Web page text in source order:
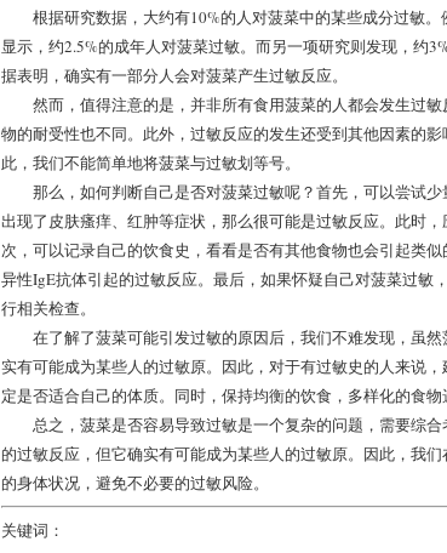
根据研究数据，大约有10%的人对菠菜中的某些成分过敏
显示，约2.5%的成年人对菠菜过敏。而另一项研究则发现，约
据表明，确实有一部分人会对菠菜产生过敏反应。
然而，值得注意的是，并非所有食用菠菜的人都会发生过
物的耐受性也不同。此外，过敏反应的发生还受到其他因素的
此，我们不能简单地将菠菜与过敏划等号。
那么，如何判断自己是否对菠菜过敏呢？首先，可以尝试
出现了皮肤瘙痒、红肿等症状，那么很可能是过敏反应。此时
次，可以记录自己的饮食史，看看是否有其他食物也会引起类
异性IgE抗体引起的过敏反应。最后，如果怀疑自己对菠菜过敏
行相关检查。
在了解了菠菜可能引发过敏的原因后，我们不难发现，虽
实有可能成为某些人的过敏原。因此，对于有过敏史的人来说
定是否适合自己的体质。同时，保持均衡的饮食，多样化的食物
总之，菠菜是否容易导致过敏是一个复杂的问题，需要综
的过敏反应，但它确实有可能成为某些人的过敏原。因此，我
的身体状况，避免不必要的过敏风险。
关键词：